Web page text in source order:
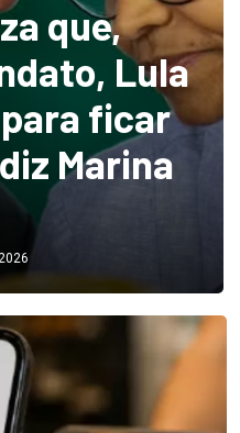
que,
Lula
ficar
Marina